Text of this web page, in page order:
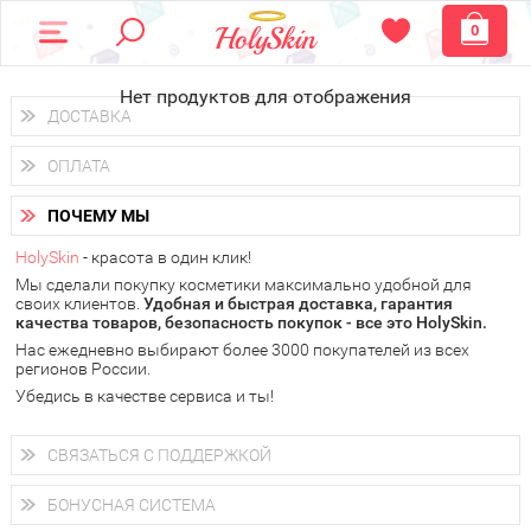
0
Нет продуктов для отображения
ДОСТАВКА
Доставка осуществляетсяпо всем городам России.
Вы можете выбрать доставку курьером, Почтой России или
получить заказ в пунктах выдачи PickPoint или пункте
самовывоза.
В 20 городах России доставка осуществляется ужена
следующий день.
у Вас всегда есть возможность получитьбесплатную
доставку от HolySkin.
подробнее об условиях доставки и оплаты в Вашем городе
ОПЛАТА
Вы можете оплатить свой заказ любым удобным способом:
наличными деньгами (
через интернет-банк (Альфа-банк, Сбербанк) и другими
электронными способами.
ПОЧЕМУ МЫ
HolySkin - красота в один клик!
Мы сделали покупку косметики максимально удобной для
своих клиентов. Удобная и быстрая доставка, гарантия
качества товаров, безопасность покупок - все это HolySkin.
Нас ежедневно выбирают более 3000 покупателей из всех
регионов России.
Убедись в качестве сервиса и ты!
СВЯЗАТЬСЯ С ПОДДЕРЖКОЙ
+7 (800) 707-24-55
Мы будем рады ответить на все Ваши вопросы по работе
магазина, проконсультировать по товарам, рассказать о
БОНУСНАЯ СИСТЕМА